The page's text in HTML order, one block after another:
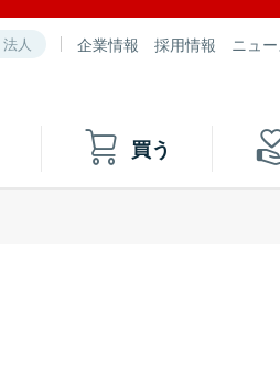
法人 企業情報 採用情報 ニュ
買う